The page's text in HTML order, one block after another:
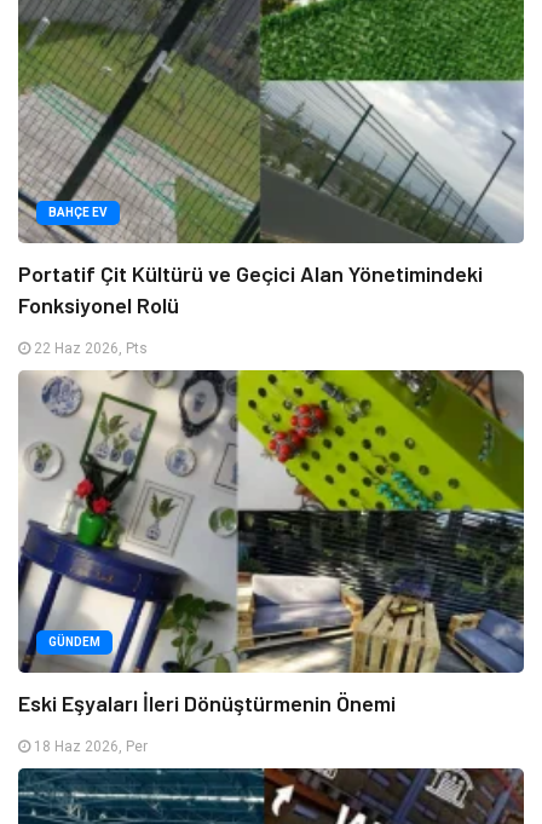
BAHÇE EV
Portatif Çit Kültürü ve Geçici Alan Yönetimindeki
Fonksiyonel Rolü
22 Haz 2026, Pts
GÜNDEM
Eski Eşyaları İleri Dönüştürmenin Önemi
18 Haz 2026, Per